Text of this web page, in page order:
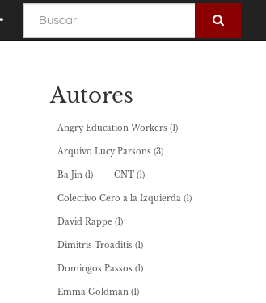
Buscar
Autores
Angry Education Workers (1)
Arquivo Lucy Parsons (3)
Ba Jin (1) CNT (1)
Colectivo Cero a la Izquierda (1)
David Rappe (1)
Dimitris Troaditis (1)
Domingos Passos (1)
Emma Goldman (1)